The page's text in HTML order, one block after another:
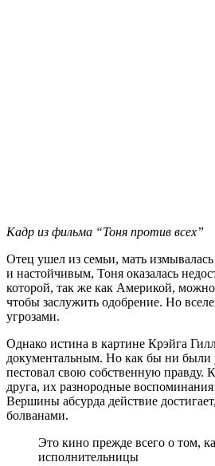
Кадр из фильма “Тоня против всех”
Отец ушел из семьи, мать
и настойчивым, Тоня оказалась
которой, так же как Америкой, можно
чтобы заслужить одобрение. Но
угрозами.
Однако истина в картине Крэйга
документальным. Но как бы ни были
пестовал свою собственную правду.
друга, их разнородные
Вершины абсурда действие
болванами.
Это кино прежде всего о том,
исполнительницы